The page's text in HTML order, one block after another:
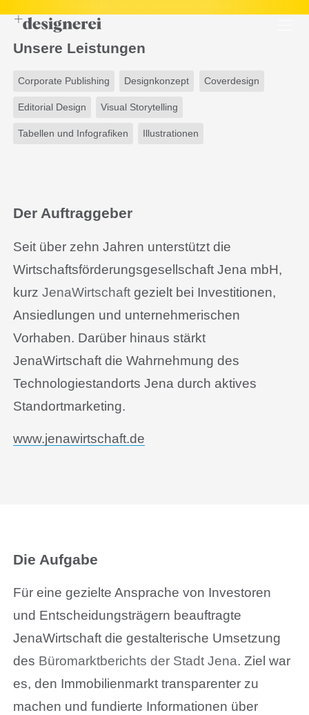
Unsere Leistungen
Corporate Publishing Designkonzept Coverdesign
Editorial Design Visual Storytelling
Tabellen und Infografiken Illustrationen
Der Auftraggeber
Seit über zehn Jahren unterstützt die
Wirtschaftsförderungsgesellschaft Jena mbH,
kurz JenaWirtschaftgezielt bei Investitionen,
Ansiedlungen und unternehmerischen
Vorhaben. Darüber hinaus stärkt
JenaWirtschaft die Wahrnehmung des
Technologiestandorts Jena durch aktives
Standortmarketing.
www.jenawirtschaft.de
Die Aufgabe
Für eine gezielte Ansprache von Investoren
und Entscheidungsträgern beauftragte
JenaWirtschaft die gestalterische Umsetzung
des Büromarktberichts der Stadt Jena. Ziel war
es, den Immobilienmarkt transparenter zu
machen und fundierte Informationen über